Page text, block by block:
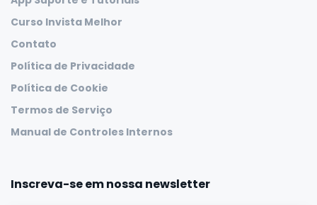
Curso Invista Melhor
Contato
Política de Privacidade
Política de Cookie
Termos de Serviço
Manual de Controles Internos
Inscreva-se em nossa newsletter